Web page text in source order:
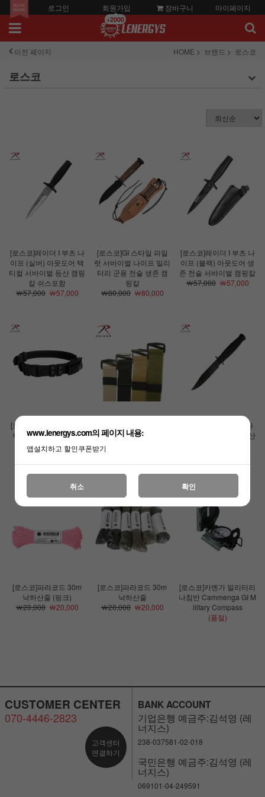
로그인 회원가입
+2000
장바구니 마이페이지
이전 페이지 HOME 브랜드 로스코
로스코
[로스코]레이더 I 부츠 나
이프 (실버) 아웃도어 택
티컬 서바이벌 등산 캠핑
칼 쉬스포함
￦57,000￦57,000
[로스코]GI 스타일 파일
럿 서바이벌 나이프 밀리
터리 군용 전술 생존 캠
핑칼
￦80,000￦80,000
[로스코]레이더 I 부츠 나
이프 (블랙) 아웃도어 생
존 전술 서바이벌 캠핑칼
￦57,000￦57,000
[로스코]택티컬 벨트 (블
랙) 밀리터리 서바이벌
군용 허리띠
￦44,000 ￦44,000
리터리 군용 허리띠
￦15,000
[로스코]베트남 컴뱃 나
이프 서바이벌 생존 등산
[로스코]파라코드 30m
낙하산줄 (핑크)
￦20,000￦20,000
[로스코]파라코드 30m
낙하산줄
￦20,000￦20,000
[로스코]카멘가 밀리터리
나침반 Cammenga GI M
ilitary Compass
(품절)
CUSTOMER CENTER
070-4446-2823
고객센터
연결하기
BANK ACCOUNT
기업은행 예금주:김석영 (레
너지스)
238-037581-02-018
국민은행 예금주:김석영 (레
너지스)
069101-04-249591
www.lenergys.com의 페이지 내용:
앱설치하고 할인쿠폰받기
취소 확인